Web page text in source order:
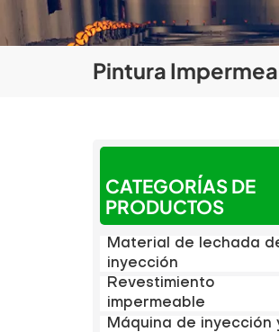
Pintura
CATEGORÍAS DE
PRODUCTOS
Material de lechada
inyección
Revestimiento
impermeable
Máquina de inyección